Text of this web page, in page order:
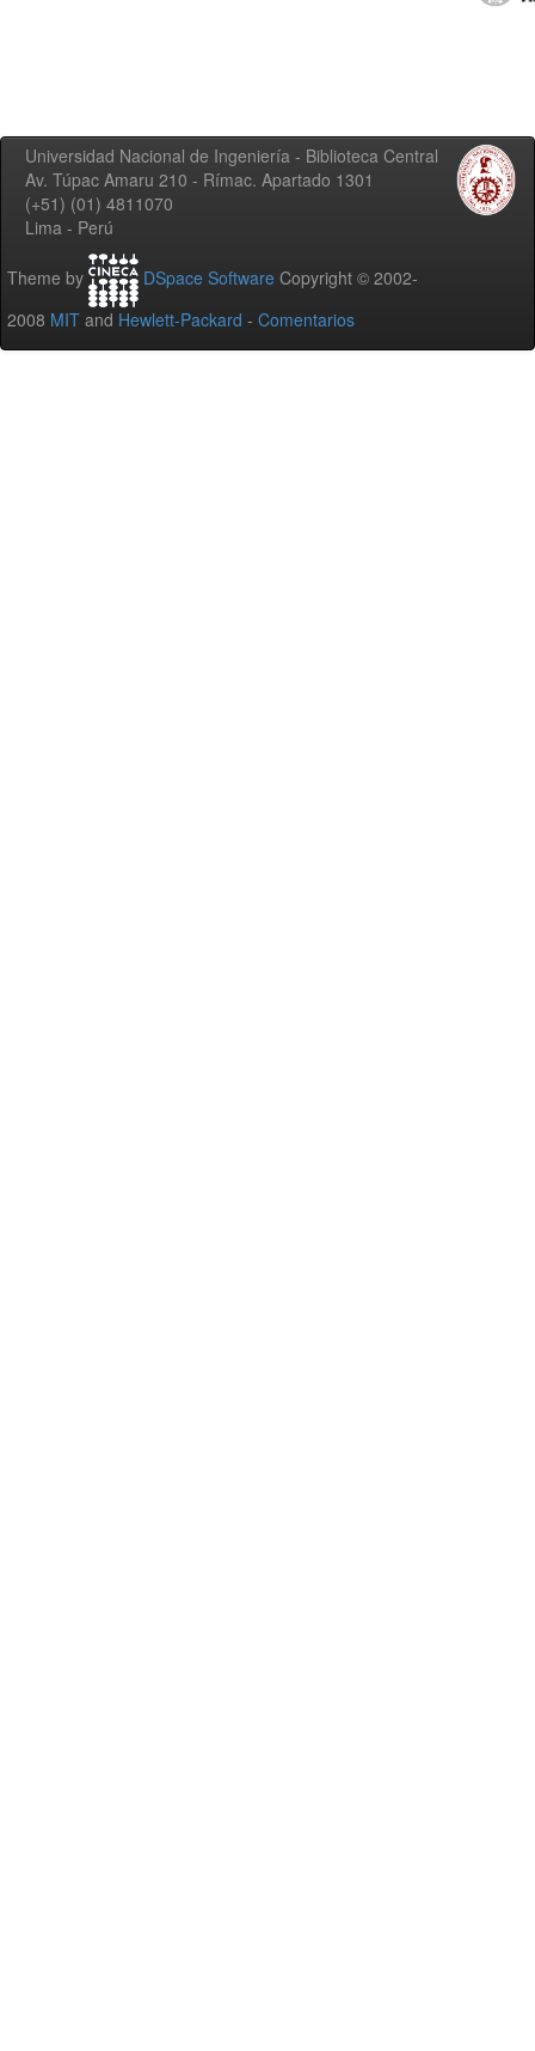
Universidad Nacional de Ingeniería - Biblioteca Central
Av. Túpac Amaru 210 - Rímac. Apartado 1301
(+51) (01) 4811070
Lima - Perú
Theme by DSpace Software Copyright © 2002-
2008 MIT and Hewlett-Packard - Comentarios